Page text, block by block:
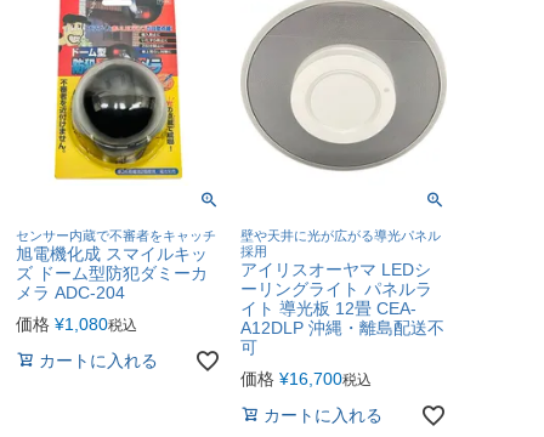
センサー内蔵で不審者をキャッチ
旭電機化成 スマイルキッ
ズ ドーム型防犯ダミーカ
メラ ADC-204
価格 ¥1,080税込
カートに入れる
壁や天井に光が広がる導光パネル
採用
アイリスオーヤマ LEDシ
ーリングライト パネルラ
イト 導光板 12畳 CEA-
A12DLP 沖縄・離島配送不
可
価格 ¥16,700税込
カートに入れる